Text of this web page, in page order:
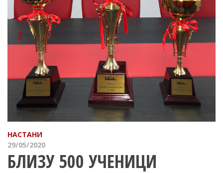
НАСТАНИ
29/05/2020
БЛИЗУ 500 УЧЕНИЦИ